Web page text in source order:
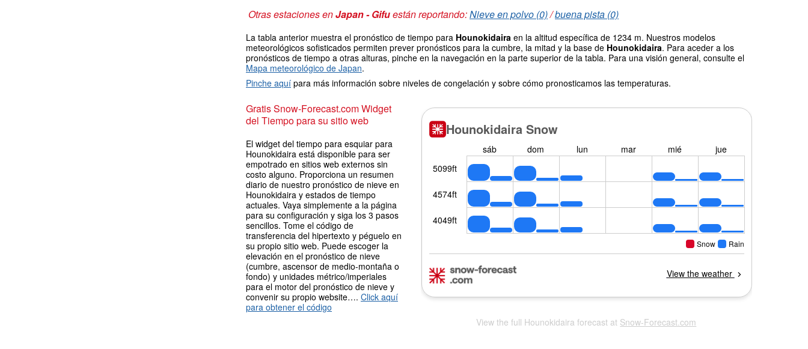
Otras estaciones enJapan - Gifuestán reportando:Nieve en polvo (0)/buena pista (0)
La tabla anterior muestra el pronóstico de tiempo para Hounokidaira en la altitud específica de 1234 m. Nuestros modelos
meteorológicos sofisticados permiten prever pronósticos para la cumbre, la mitad y la base de Hounokidaira. Para aceder a los
pronósticos de tiempo a otras alturas, pinche en la navegación en la parte superior de la tabla. Para una visión general, consulte el
Mapa meteorológico de Japan.
Pinche aquí para más información sobre niveles de congelación y sobre cómo pronosticamos las temperaturas.
Gratis Snow-Forecast.com Widget
del Tiempo para su sitio web
El widget del tiempo para esquiar para
Hounokidaira está disponible para ser
empotrado en sitios web externos sin
costo alguno. Proporciona un resumen
diario de nuestro pronóstico de nieve en
Hounokidaira y estados de tiempo
actuales. Vaya simplemente a la página
para su configuración y siga los 3 pasos
sencillos. Tome el código de
transferencia del hipertexto y péguelo en
su propio sitio web. Puede escoger la
elevación en el pronóstico de nieve
(cumbre, ascensor de medio-montaña o
fondo) y unidades métrico/imperiales
para el motor del pronóstico de nieve y
convenir su propio website…. Click aquí
para obtener el código
View the full Hounokidaira forecast at Snow-Forecast.com